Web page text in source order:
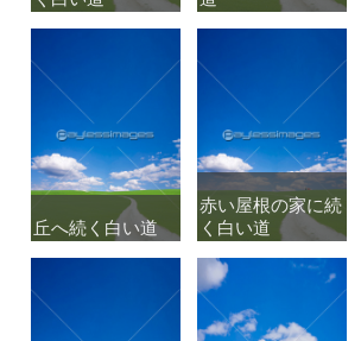
丘へ続く白い道
丘へ続く白い道
赤い屋根の家に続
く白い道
赤い屋根の家に続
く白い道